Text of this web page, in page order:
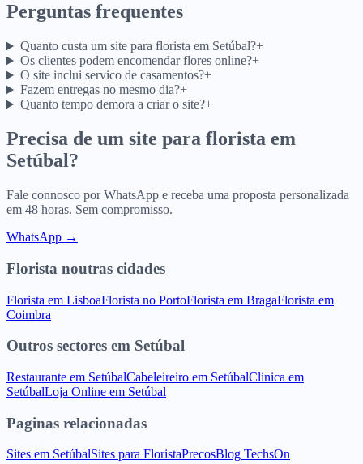
Perguntas frequentes
Quanto custa um site para florista em Setúbal?+
Os clientes podem encomendar flores online?+
O site inclui servico de casamentos?+
Fazem entregas no mesmo dia?+
Quanto tempo demora a criar o site?+
Precisa de um site para florista em
Setúbal ?
Fale connosco por WhatsApp e receba uma proposta personalizada
em 48 horas. Sem compromisso.
WhatsApp →
Florista noutras cidades
Florista em LisboaFlorista no PortoFlorista em BragaFlorista em
Coimbra
Outros sectores em Setúbal
Restaurante em SetúbalCabeleireiro em SetúbalClinica em
SetúbalLoja Online em Setúbal
Paginas relacionadas
Sites em SetúbalSites para FloristaPrecosBlog TechsOn